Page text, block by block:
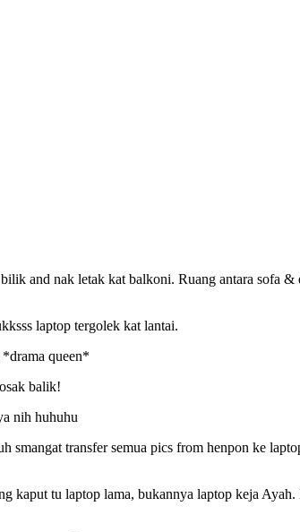
and nak letak kat balkoni. Ruang antara sofa
laptop tergolek kat lantai.
queen*
balik!
nih huhuhu
transfer semua pics from henpon ke
kaput tu laptop lama, bukannya laptop keja